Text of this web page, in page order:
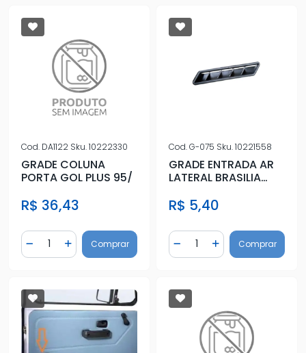
Cod. DA1122 Sku.10222330
GRADE COLUNA
PORTA GOL PLUS 95/
R$ 36,43
Diminuir Quantidade
Quantidade
Adicionar Quantidade
Comprar
Cod.G-075 Sku.10221558
GRADE ENTRADA AR
LATERAL BRASILIA
R$ 5,40
Diminuir Quantidade
Quantidade
AdicionarComprar